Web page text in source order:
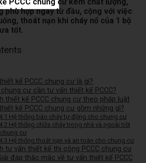
phù hợp ngay từ đầu, cộng với việc
thoát nạn khi cháy nổ của 1 bộ
tốt.
kế PCCC chung cư là gì?
cư cần tư vấn thiết kế PCCC?
thiết kế PCCC chung cư theo pháp luật
kế PCCC chung cư gồm những gì?
4.1 Hệ thống báo cháy tự động cho chung cư
4.2 Hệ thống chữa cháy trong nhà và ngoài trời
cư
4.3 Hệ thống thoát nạn và an toàn cho chung cư
tư vấn thiết kế thi công PCCC chung cư
đáp thắc mắc về tư vấn thiết kế PCCC